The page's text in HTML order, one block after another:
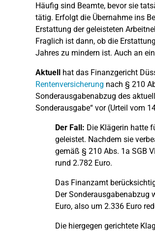
Häufig sind Beamte, bevor sie
tätig. Erfolgt die Übernahme ins
Erstattung der geleisteten
Fraglich ist dann, ob die
Jahres zu mindern ist. Auch an
Aktuell hat das Finanzgericht
Rentenversicherung nach § 210
Sonderausgabenabzug des
Sonderausgabe“ vor (Urteil vom
Der Fall: Die Klägerin hatte
geleistet. Nachdem sie
gemäß § 210 Abs. 1a SGB
rund 2.782 Euro.
Das Finanzamt
Der Sonderausgabenabzug
Euro, also um 2.336 Euro
Die hiergegen gerichtete